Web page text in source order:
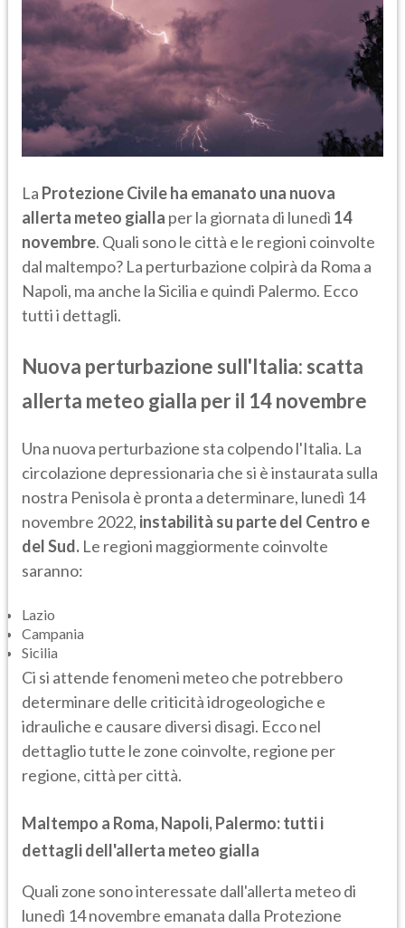
La Protezione Civile ha emanato una nuova
allerta meteo gialla per la giornata di lunedì 14
novembre. Quali sono le città e le regioni coinvolte
dal maltempo? La perturbazione colpirà da Roma a
Napoli, ma anche la Sicilia e quindi Palermo. Ecco
tutti i dettagli.
Nuova perturbazione sull'Italia: scatta
allerta meteo gialla per il 14 novembre
Una nuova perturbazione sta colpendo l'Italia. La
circolazione depressionaria che si è instaurata sulla
nostra Penisola è pronta a determinare, lunedì 14
novembre 2022, instabilità su parte del Centro e
del Sud. Le regioni maggiormente coinvolte
saranno:
Lazio
Campania
Sicilia
Ci si attende fenomeni meteo che potrebbero
determinare delle criticità idrogeologiche e
idrauliche e causare diversi disagi. Ecco nel
dettaglio tutte le zone coinvolte, regione per
regione, città per città.
Maltempo a Roma, Napoli, Palermo: tutti i
dettagli dell'allerta meteo gialla
Quali zone sono interessate dall'allerta meteo di
lunedì 14 novembre emanata dalla Protezione